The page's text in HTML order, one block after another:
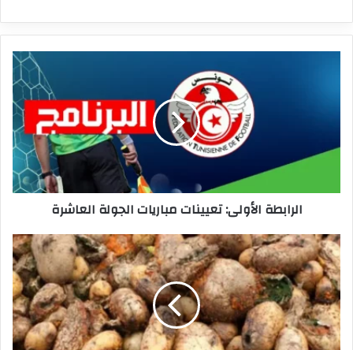
الرابطة الأولى: تعيينات مباريات الجولة العاشرة
سوسة
..
فتح
تحقيق
في
شحنة
بطاطا